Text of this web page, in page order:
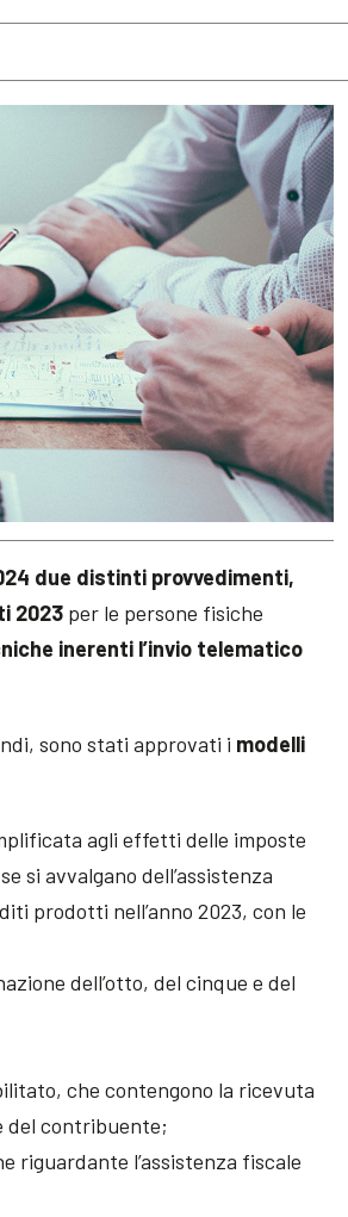
due distinti provvedimenti,
2023 per le persone fisiche
inerenti l’invio telematico
sono stati approvati i modelli
agli effetti delle imposte
si avvalgano dell’assistenza
prodotti nell’anno 2023, con le
dell’otto, del cinque e del
che contengono la ricevuta
del contribuente;
riguardante l’assistenza fiscale